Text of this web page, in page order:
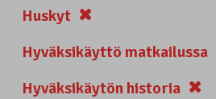
Huskyt
Hyväksikäyttö matkailussa
Hyväksikäytön historia